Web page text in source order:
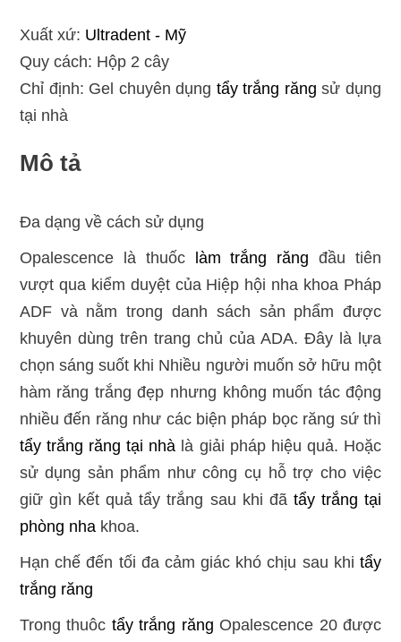
Xuất xứ: Ultradent - Mỹ
Quy cách: Hộp 2 cây
Chỉ định: Gel chuyên dụng tẩy trắng răng sử dụng
tại nhà
Mô tả
Đa dạng về cách sử dụng
Opalescence là thuốc
làm trắng răng đầu tiên
vượt qua kiểm duyệt của Hiệp hội nha khoa Pháp
ADF và nằm trong danh sách sản phẩm được
khuyên dùng trên trang chủ của ADA. Đây là lựa
chọn sáng suốt khi Nhiều người muốn sở hữu một
hàm răng trắng đẹp nhưng không muốn tác động
nhiều đến răng như các biện pháp bọc răng sứ thì
tẩy trắng răng tại nhà là giải pháp hiệu quả. Hoặc
sử dụng sản phẩm như công cụ hỗ trợ cho việc
giữ gìn kết quả tẩy trắng sau khi đã tẩy trắng tại
phòng nhakhoa.
Hạn chế đến tối đa cảm giác khó chịu sau khitẩy
trắng răng
Trong thuôc tẩy trắng răng Opalescence 20 được